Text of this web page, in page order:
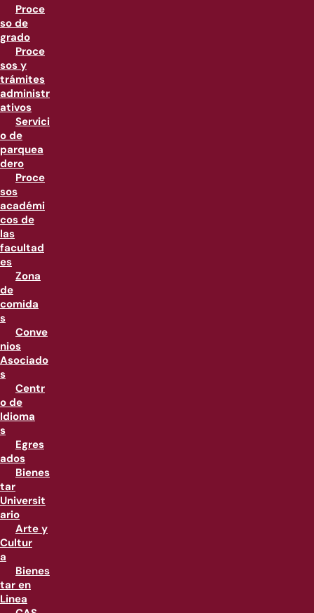
Proce
so de
grado
Proce
sos y
trámites
administr
ativos
Servici
o de
parquea
dero
Proce
sos
académi
cos de
las
facultad
es
Zona
de
comida
s
Conve
nios
Asociado
s
Centr
o de
Idioma
s
Egres
ados
Bienes
tar
Universit
ario
Arte y
Cultur
a
Bienes
tar en
Linea